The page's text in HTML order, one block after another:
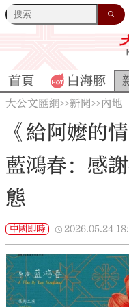
首頁 白海豚
大公文匯網>>新聞>>內地
《給阿嬤的
藍鴻春：感
態
中國即時 2026.05.24